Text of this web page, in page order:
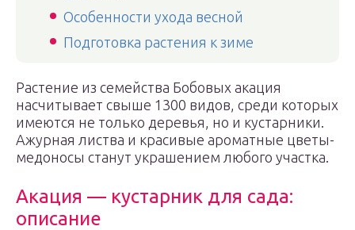
Особенности ухода весной
Подготовка растения к зиме
Растение из семейства Бобовых акация
насчитывает свыше 1300 видов, среди которых
имеются не только деревья, но и кустарники.
Ажурная листва и красивые ароматные цветы-
медоносы станут украшением любого участка.
Акация — кустарник для сада:
описание